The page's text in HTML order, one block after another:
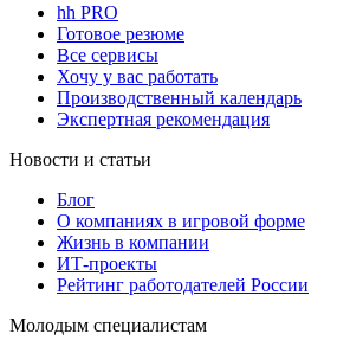
hh PRO
Готовое резюме
Все сервисы
Хочу у вас работать
Производственный календарь
Экспертная рекомендация
Новости и статьи
Блог
О компаниях в игровой форме
Жизнь в компании
ИТ-проекты
Рейтинг работодателей России
Молодым специалистам